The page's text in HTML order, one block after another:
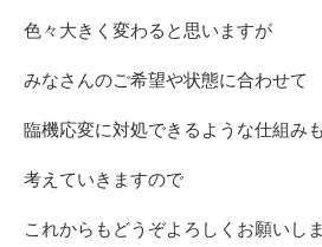
色々大きく変わると思いますが
みなさんのご希望や状態に合わせて
臨機応変に対処できるような仕組みも
考えていきますので
これからもどうぞよろしくお願いし